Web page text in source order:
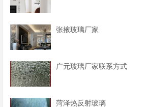
张掖玻璃厂家
广元玻璃厂家联系方式
菏泽热反射玻璃